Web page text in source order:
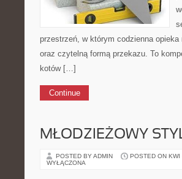
przestrzeń, w którym codzienna
oraz czytelną formą przekazu. To
kotów […]
Continue
MŁODZIEŻOWY
POSTED BY ADMIN POSTED ON KWI
WYŁĄCZONA